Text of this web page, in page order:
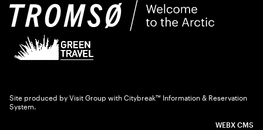
Site produced by Visit Group with Citybreak™ Information & Reservation
System.
WEBX CMS